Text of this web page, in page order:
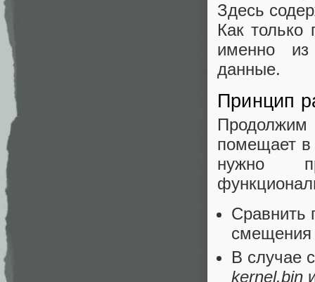
Здесь
Как только
именно из
данные.
Принцип
помещает в
нужно
Сравнить
смещения
В случае
kernel.bin